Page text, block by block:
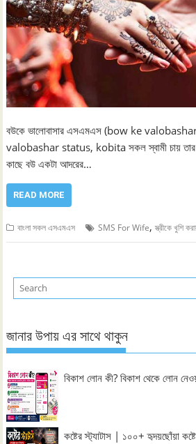
বউকে ভালোবাসার এসএমএস (bow ke
valobashar status, kobita সকল স্বামী চায় তার
কাছে বউ একটা আদরের…
READ MORE
বাংলা সকল এসএমএস SMS For Wife,স্ত্রীকে খুশি
জানার উপায় এর সাথে থাকুন
বিকাশ লোন কী? বিকাশ থেকে লোন
কষ্টের স্ট্যাটাস | ১০০+ হৃদয়ছোঁয়া